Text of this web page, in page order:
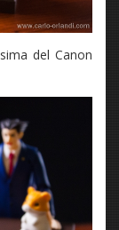
del Canon